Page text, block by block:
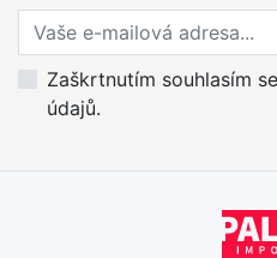
Přihlaste se k odběru novinek
Zaškrtnutím souhlasím
údajů.